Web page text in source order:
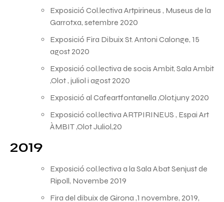
Exposició Col.lectiva Artpirineus , Museus de la
Garrotxa, setembre 2020
Exposició Fira Dibuix St. Antoni Calonge, 15
agost 2020
Exposició col.lectiva de socis Ambit, Sala Ambit
,Olot , juliol i agost 2020
Exposició al Cafeartfontanella ,Olot,juny 2020
Exposició col.lectiva ARTPIRINEUS , Espai Art
ÀMBIT ,Olot Juliol,20
2019
Exposició col.lectiva a la Sala Abat Senjust de
Ripoll, Novembe 2019
Fira del dibuix de Girona ,1 novembre, 2019,